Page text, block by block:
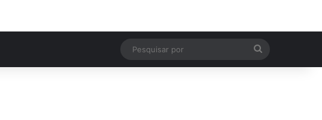
por